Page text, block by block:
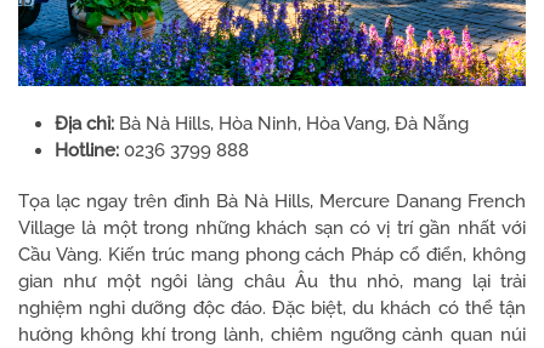
Địa chỉ: Bà Nà Hills, Hòa Ninh, Hòa Vang, Đà Nẵng
Hotline: 0236 3799 888
Tọa lạc ngay trên đỉnh Bà Nà Hills, Mercure Danang French
Village là một trong những khách sạn có vị trí gần nhất với
Cầu Vàng. Kiến trúc mang phong cách Pháp cổ điển, không
gian như một ngôi làng châu Âu thu nhỏ, mang lại trải
nghiệm nghỉ dưỡng độc đáo. Đặc biệt, du khách có thể tận
hưởng không khí trong lành, chiêm ngưỡng cảnh quan núi